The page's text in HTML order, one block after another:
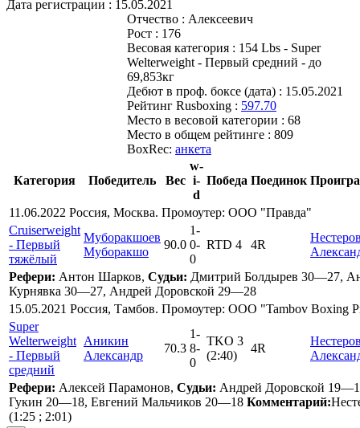
Дата регистрации : 15.05.2021
Отчество : Алексеевич
Рост : 176
Весовая категория : 154 Lbs - Super
Welterweight - Первый средний - до
69,853кг
Дебют в проф. боксе (дата) : 15.05.2021
Рейтинг Rusboxing : 597.70
Место в весовой категории : 68
Место в общем рейтинге : 809
BoxRec: анкета
Категория Победитель Вес
w-
i-
d
Победа Поединок
11.06.2022 Россия, Москва. Промоутер: ООО "Правда"
Cruiserweight
- Первый
тяжёлый
Муборакшоев
Муборакшо
90.0
1-
0-
0
RTD 4 4R
Рефери: Антон Шарков, Судьи: Дмитрий Болдырев 30—27,
Курнявка 30—27, Андрей Доровской 29—28
15.05.2021 Россия, Тамбов. Промоутер: ООО "Tambov Boxing
Super
Welterweight
- Первый
средний
Аникин
Александр
70.3
1-
8-
0
TKO 3
(2:40)
4R
Рефери: Алексей Парамонов, Судьи: Андрей Доровской
Гукин 20—18, Евгений Мальчиков 20—18 Комментарий:
(1:25 ; 2:01)